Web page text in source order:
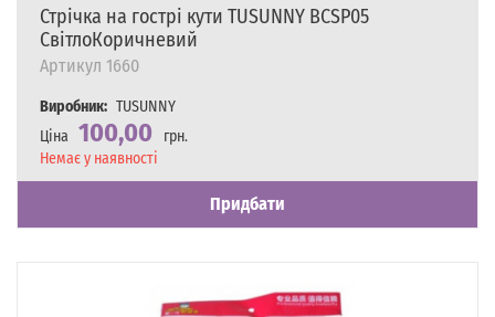
Стрічка на гострі кути TUSUNNY BCSP05
СвітлоКоричневий
Артикул 1660
Виробник: TUSUNNY
Ціна 100,00
грн.
Наявність
Немає у наявності
Придбати